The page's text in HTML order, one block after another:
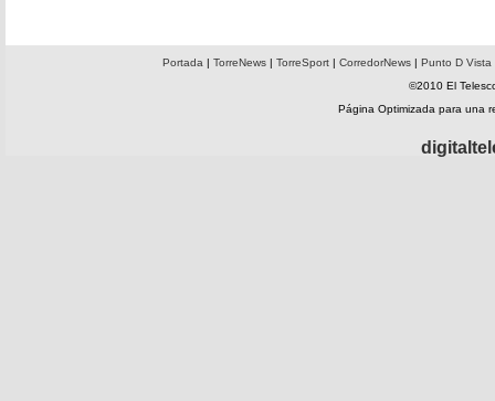
Portada | TorreNews| TorreSport| CorredorNews| Punto D Vista
©2010 El
Página Optimizada para una